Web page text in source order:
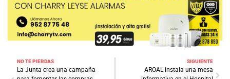
NO TE PIERDAS
La Junta crea una campaña
SIGUIENTE
AROAL instala una mesa